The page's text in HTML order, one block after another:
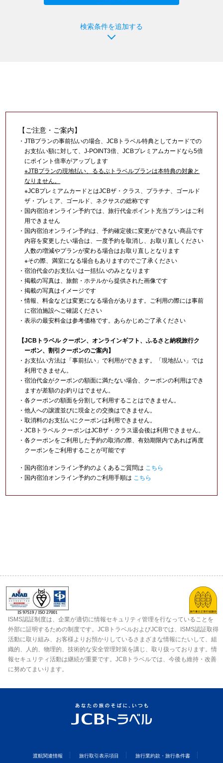
検索条件を追加する
【ご注意・ご案内】
・JTBプランの事前払いの場合、JCBトラベル特典としてカードでの
お支払い額に対して、J-POINT3倍、JCBプレミアムカードなら5倍
にポイント倍率がアップします
※JTBプランの現地払い、るるぶトラベルプランは本特典の対象と
なりません。
※JCBプレミアムカードとはJCBザ・クラス、プラチナ、ゴールド
ザ・プレミア、ゴールド、ネクサスの総称です
・国内宿泊オンライン予約では、旅行代金ポイント充当プランはご利
用できません
・国内宿泊オンライン予約は、予約確定後に変更ができない商品です
内容を変更したい場合は、一度予約を取消し、お取り直しください
人数の増減やプランが変わる場合はお取り直しとなります
※その際、満室になる場合もありますのでご了承ください
・宿泊代金のお支払いは一括払いのみとなります
・掲載の写真は、旅館・ホテルから提供された画像です
・掲載の写真はイメージです
・情報、料金などは変更になる場合があります。ご利用の際には事前
に宿泊施設へご確認ください
・表示の最安料金は参考価格です。あらかじめご了承ください
【JCBトラベル クーポン、オンラインギフト、ふるさと納税旅行ク
ーポン、割引クーポンのご案内】
・お支払い方法は「事前払い」で利用ができます。「現地払い」では
利用できません。
・宿泊代金がクーポンの額面に満たない場合、クーポンの利用はでき
ますが差額のお釣りはでません。
・各クーポンの額面を分割して利用することはできません。
・他人への譲渡並びに現金との交換はできません。
・取消料のお支払いにクーポンは利用できません。
・JCBトラベル クーポンはJCBザ・クラス退会後は利用できません。
・各クーポンをご利用した予約の取消の際、有効期限内であれば再度
クーポンをご利用することが可能です
・国内宿泊オンライン予約のよくあるご質問は こちら
・国内宿泊オンライン予約のご利用手順は こちら
ISMS認証制度は、企業が適切に情報セキュリティ管理を行なっていることを
外部に証明するための制度です。JCBトラベルおよびJCBでは、ISMS認証取得
活動に取り組み、お客様よりお預かりしているさまざまな情報にたいして、組
織的、人的、物理的、技術的な安全管理対策を講じ、取り扱っております。情
報セキュリティ活動は継続が重要です。JCBトラベルでは、今後も維持・改善
に努めてまいります。
渡航関連情報 旅行取引表示項目 旅行業約款・旅行条件書